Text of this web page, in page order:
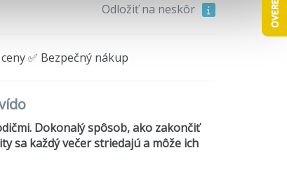
Odložiť na neskôr
✅ Bezpečný nákup
Dokonalý spôsob, ako zakončiť
sa každý večer striedajú a môže ich